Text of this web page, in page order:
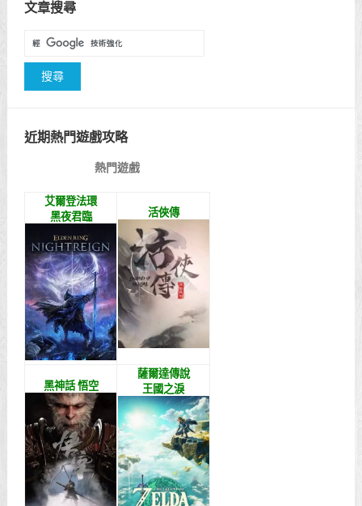
文章搜尋
近期熱門遊戲攻略
熱門遊戲
艾爾登法環
黑夜君臨
活俠傳
黑神話 悟空
薩爾達傳說
王國之淚